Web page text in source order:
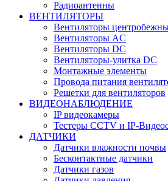
Радиоантенны
ВЕНТИЛЯТОРЫ
Вентиляторы
Вентиляторы AC
Вентиляторы DC
Вентиляторы-улитка DC
Монтажные элементы
Провода питания
Решетки для вентиляторов
ВИДЕОНАБЛЮДЕНИЕ
IP видеокамеры
Тестеры CCTV и IP-
ДАТЧИКИ
Датчики влажности почвы
Бесконтактные датчики
Датчики газов